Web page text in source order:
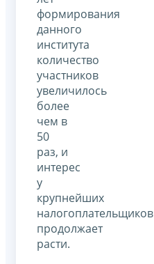
формирования
данного
института
количество
участников
увеличилось
более
чем в
50
раз, и
интерес
у
крупнейших
налогоплательщиков
продолжает
расти.